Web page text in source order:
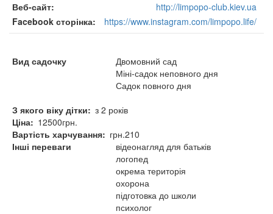
Веб-сайт
http://limpopo-club.kiev.ua
Facebook сторінка
https://www.instagram.com/limpopo.life/
Вид садочку
Двомовний сад
Міні-садок неповного дня
Садок повного дня
З якого віку дітки
з 2 років
Ціна
12500грн.
Вартість харчування
грн.210
Інші переваги
відеонагляд для батьків
логопед
окрема територія
охорона
підготовка до школи
психолог